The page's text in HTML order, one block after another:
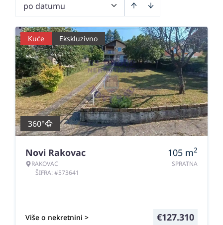
po datumu
Kuće Ekskluzivno
360°
Novi Rakovac
RAKOVAC
ŠIFRA: #573641
105 m2
SPRATNA
Više o nekretnini > €127.310